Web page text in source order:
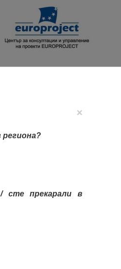
×
сте прекарали в